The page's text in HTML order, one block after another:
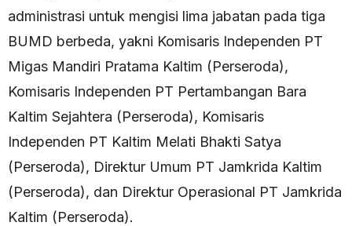
administrasi untuk mengisi lima jabatan pada tiga
BUMD berbeda, yakni Komisaris Independen PT
Migas Mandiri Pratama Kaltim (Perseroda),
Komisaris Independen PT Pertambangan Bara
Kaltim Sejahtera (Perseroda), Komisaris
Independen PT Kaltim Melati Bhakti Satya
(Perseroda), Direktur Umum PT Jamkrida Kaltim
(Perseroda), dan Direktur Operasional PT Jamkrida
Kaltim (Perseroda).